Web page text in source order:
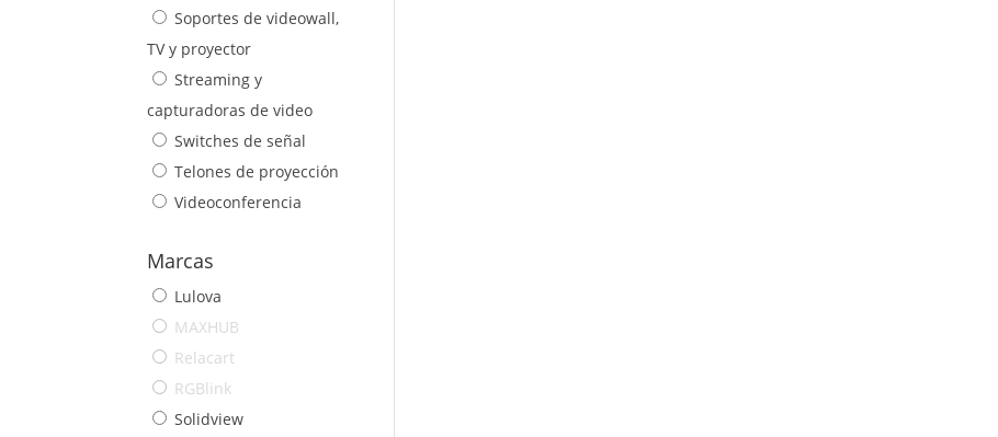
Soportes de videowall,
TV y proyector
Streaming y
capturadoras de video
Switches de señal
Telones de proyección
Videoconferencia
Marcas
Lulova
MAXHUB
Relacart
RGBlink
Solidview